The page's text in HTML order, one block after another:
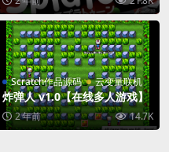
Scratch作品源码 云变量联机
炸弹人 v1.0【在线多人游戏】
2 年前 14.7K